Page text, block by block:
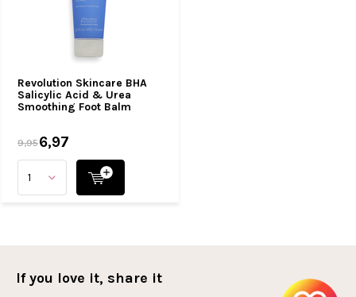
Revolution Skincare BHA
Salicylic Acid & Urea
Smoothing Foot Balm
9,956,97
If you love it, share it